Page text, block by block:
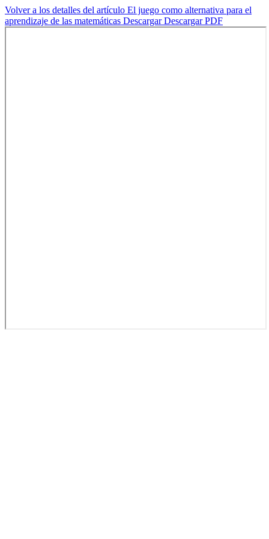
Volver a los detalles del artículo El juego como alternativa para el
aprendizaje de las matemáticas DescargarDescargar PDF